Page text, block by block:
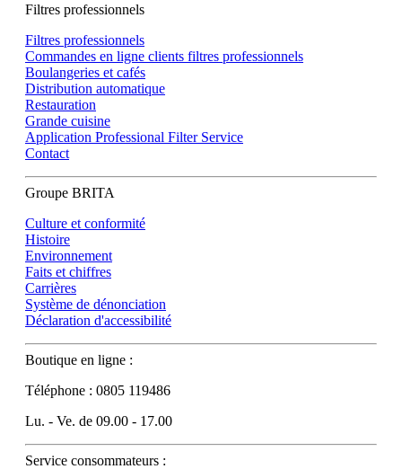
Filtres professionnels
Filtres professionnels
Commandes en ligne clients filtres professionnels
Boulangeries et cafés
Distribution automatique
Restauration
Grande cuisine
Application Professional Filter Service
Contact
Groupe BRITA
Culture et conformité
Histoire
Environnement
Faits et chiffres
Carrières
Système de dénonciation
Déclaration d'accessibilité
Boutique en ligne :
Téléphone : 0805 119486
Lu. - Ve. de 09.00 - 17.00
Service consommateurs :